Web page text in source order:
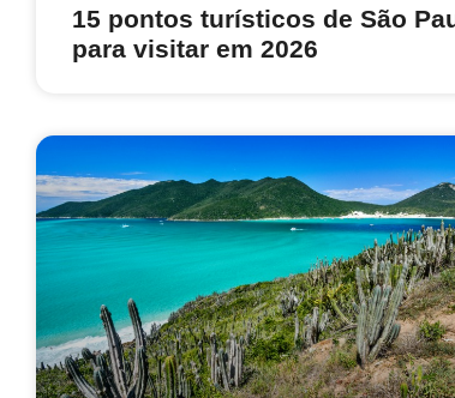
15 pontos turísticos de São
para visitar em 2026